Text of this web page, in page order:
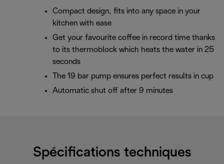
Compact design, fits into any space in your
kitchen with ease
Get your favourite coffee in record time thanks
to its thermoblock which heats the water in 25
seconds
The 19 bar pump ensures perfect results in cup
Automatic shut off after 9 minutes
Spécifications techniques